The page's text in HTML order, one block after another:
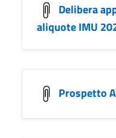
Delibera
aliquote IMU
Prospetto